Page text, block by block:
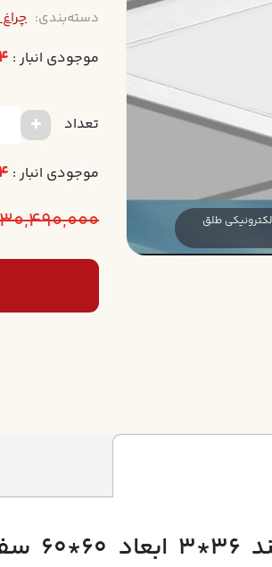
36*3 ابعاد 60*60 سفيد الکترونيکي طلق
دسته‌بندی:
موجودی انبار : 4 عدد
تعداد
موجودی انبار : 4 عدد
30,490,000
چراغ